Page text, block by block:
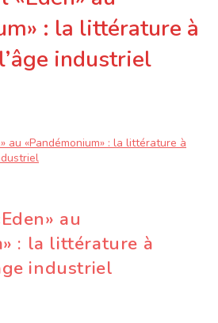
: la littérature à
industriel
au «Pandémonium» : la littérature à
au
: la littérature à
industriel